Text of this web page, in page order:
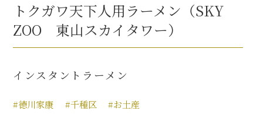
トクガワ天下人用ラーメン（SKY
ZOO 東山スカイタワー）
インスタントラーメン
#徳川家康 #千種区 #お土産